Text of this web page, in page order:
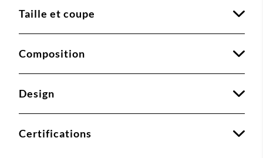
Taille et coupe
Composition
Design
Certifications